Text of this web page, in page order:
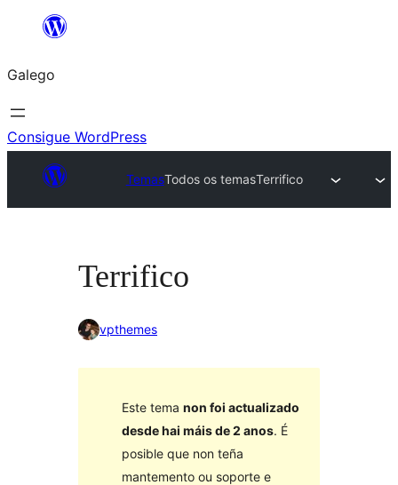
Saltar
contido
Galego
Consigue WordPress
TemasTodos os temasTerrifico
Terrifico
vpthemes
Este tema non foi actualizado
desde hai máis de 2 anos. É
posible que non teña
mantemento ou soporte e